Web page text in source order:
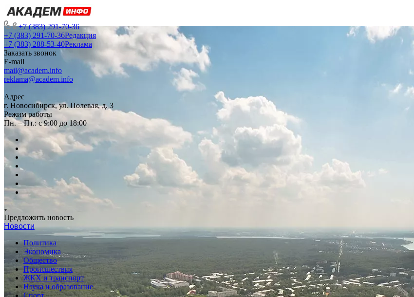
+7 (383) 291-70-36
+7 (383) 291-70-36Редакция
+7 (383) 288-53-40Реклама
Заказать звонок
E-mail
mail@academ.info
reklama@academ.info
Адрес
г. Новосибирск, ул. Полевая, д. 3
Режим работы
Пн. – Пт.: с 9:00 до 18:00
Предложить новость
Новости
Политика
Экономика
Общество
Происшествия
ЖКХ и транспорт
Наука и образование
Спорт